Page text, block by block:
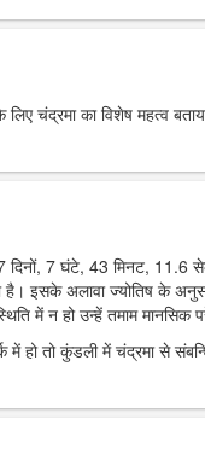
चंद्रमा का विशेष महत्व
दिनों, 7 घंटे, 43 मिनट,
है। इसके अलावा ज्योतिष के
में न हो उन्हें तमाम मानसिक
तो कुंडली में चंद्रमा से